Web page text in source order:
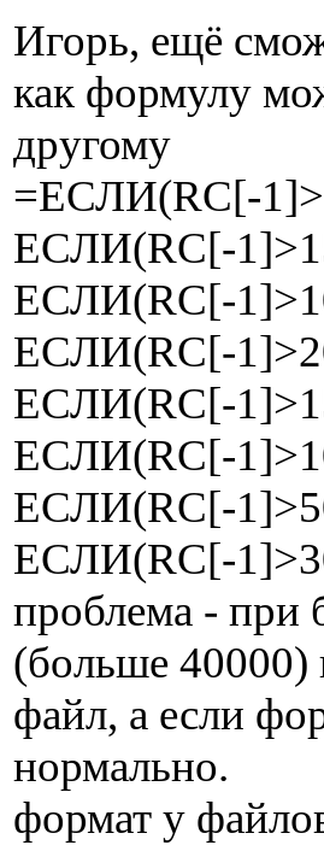
Игорь, ещё
как формулу
другому
=ЕСЛИ(RC[-
ЕСЛИ(RC[-
ЕСЛИ(RC[-
ЕСЛИ(RC[-
ЕСЛИ(RC[-
ЕСЛИ(RC[-
ЕСЛИ(RC[-
ЕСЛИ(RC[-
проблема - при
(больше 40000)
файл, а если
нормально.
формат у